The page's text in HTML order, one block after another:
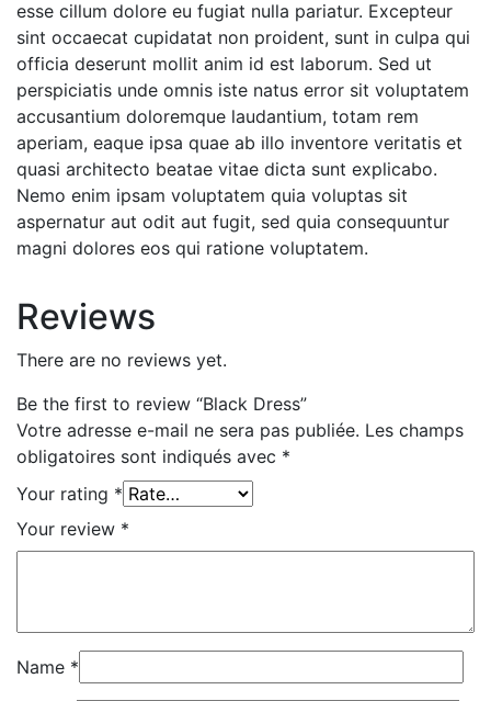
esse cillum dolore eu fugiat nulla pariatur. Excepteur
sint occaecat cupidatat non proident, sunt in culpa qui
officia deserunt mollit anim id est laborum. Sed ut
perspiciatis unde omnis iste natus error sit voluptatem
accusantium doloremque laudantium, totam rem
aperiam, eaque ipsa quae ab illo inventore veritatis et
quasi architecto beatae vitae dicta sunt explicabo.
Nemo enim ipsam voluptatem quia voluptas sit
aspernatur aut odit aut fugit, sed quia consequuntur
magni dolores eos qui ratione voluptatem.
Reviews
There are no reviews yet.
Be the first to review “Black Dress”
Votre adresse e-mail ne sera pas publiée. Les champs
obligatoires sont indiqués avec *
Your rating *
Your review *
Name *